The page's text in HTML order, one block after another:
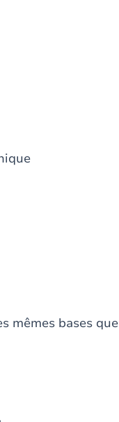
mêmes bases que